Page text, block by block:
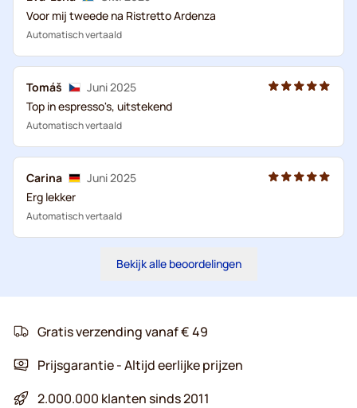
Voor mij tweede na Ristretto Ardenza
Automatisch vertaald
Tomáš
Juni 2025
Top in espresso's, uitstekend
Automatisch vertaald
Carina
Juni 2025
Erg lekker
Automatisch vertaald
Bekijk alle beoordelingen
Gratis verzending vanaf € 49
Prijsgarantie - Altijd eerlijke prijzen
2.000.000 klanten sinds 2011